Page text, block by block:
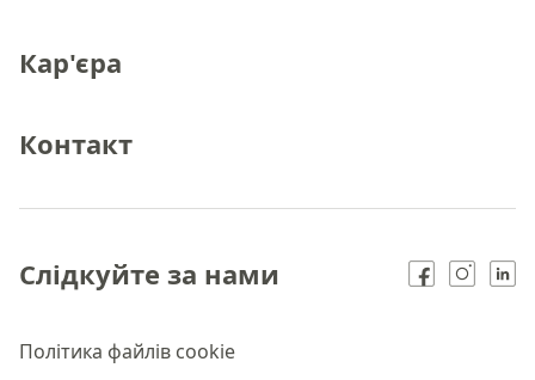
Кар'єра
Контакт
Політика файлів cookie
Слідкуйте за нами